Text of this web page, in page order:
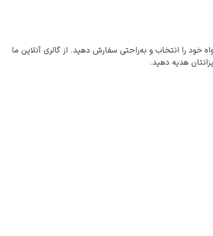
خود را انتخاب و به‌راحتی سفارش دهید. از گالری آنلاین ما
هدیه دهید.